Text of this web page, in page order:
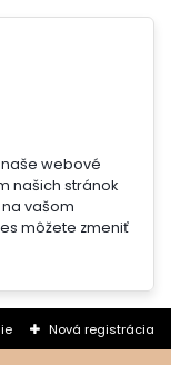
webové
našich stránok
vašom
môžete zmeniť
Nová registrácia